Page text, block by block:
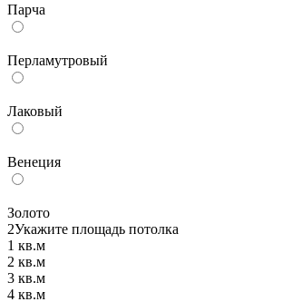
Парча
Перламутровый
Лаковый
Венеция
Золото
2Укажите площадь потолка
1 кв.м
2 кв.м
3 кв.м
4 кв.м